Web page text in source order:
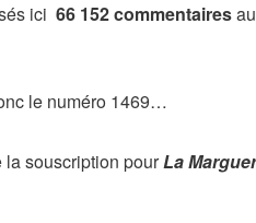
ici 66 152 commentaires
le numéro 1469…
la souscription pourLa